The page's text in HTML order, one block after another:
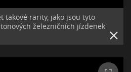
takové rarity, jako jsou tyto
železničních jízdenek